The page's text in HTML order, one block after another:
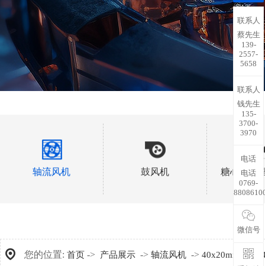
轴流风机 鼓风机 糖心视频
您的位置: 首页 -> 产品展示 -> 轴流风机 -> 40x20mm ->
联系人
蔡先生
139-
2557-
5658
联系人
钱先生
135-
3700-
3970
电话
电话
0769-
微信号